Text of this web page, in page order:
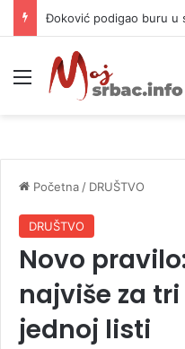
APIF izgubio spor sa
Meni
Početna / DRUŠTVO
DRUŠTVO
Novo
najviše za
jednoj listi